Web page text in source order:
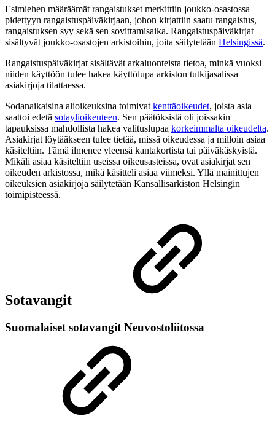
Esimiehen määräämät rangaistukset merkittiin joukko-osastossa
pidettyyn rangaistuspäiväkirjaan, johon kirjattiin saatu rangaistus,
rangaistuksen syy sekä sen sovittamisaika. Rangaistuspäiväkirjat
sisältyvät joukko-osastojen arkistoihin, joita säilytetään Helsingissä.
Rangaistuspäiväkirjat sisältävät arkaluonteista tietoa, minkä vuoksi
niiden käyttöön tulee hakea käyttölupa arkiston tutkijasalissa
asiakirjoja tilattaessa.
Sodanaikaisina alioikeuksina toimivat kenttäoikeudet, joista asia
saattoi edetä sotaylioikeuteen. Sen päätöksistä oli joissakin
tapauksissa mahdollista hakea valituslupaa korkeimmalta oikeudelta.
Asiakirjat löytääkseen tulee tietää, missä oikeudessa ja milloin asiaa
käsiteltiin. Tämä ilmenee yleensä kantakortista tai päiväkäskyistä.
Mikäli asiaa käsiteltiin useissa oikeusasteissa, ovat asiakirjat sen
oikeuden arkistossa, mikä käsitteli asiaa viimeksi. Yllä mainittujen
oikeuksien asiakirjoja säilytetään Kansallisarkiston Helsingin
toimipisteessä.
Sotavangit
Suomalaiset sotavangit Neuvostoliitossa